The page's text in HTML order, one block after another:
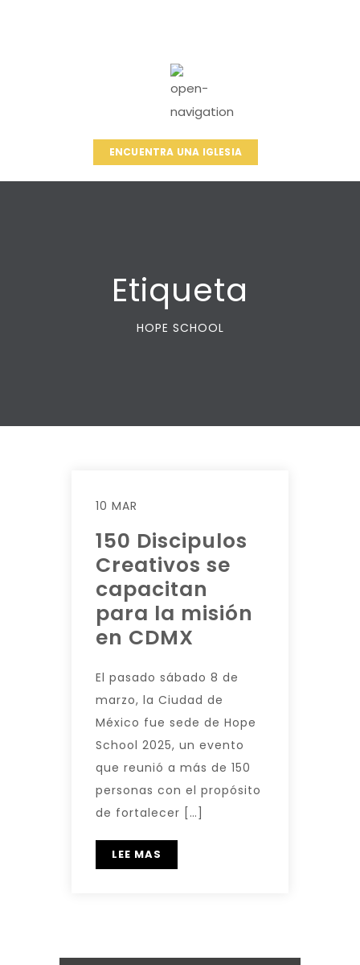
ENCUENTRA UNA IGLESIA
Etiqueta
HOPE SCHOOL
10 MAR
150 Discipulos
Creativos se
capacitan
para la misión
en CDMX
El pasado sábado 8 de
marzo, la Ciudad de
México fue sede de Hope
School 2025, un evento
que reunió a más de 150
personas con el propósito
de fortalecer […]
LEE MAS